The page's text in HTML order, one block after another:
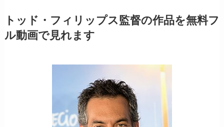
トッド・フィリップス監督の作品を無料フ
ル動画で見れます